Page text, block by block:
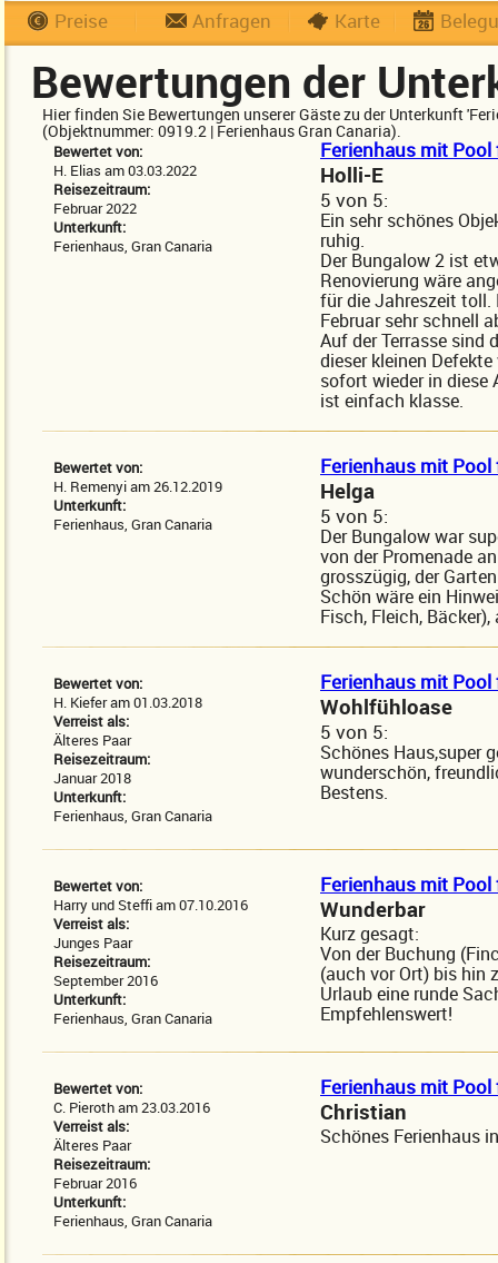
Preise Anfragen Karte
Bewertungen der
Hier finden Sie Bewertungen unserer Gäste zu der Unterkunft
(Objektnummer: 0919.2 | Ferienhaus Gran Canaria).
Bewertet von:
H. Elias am 03.03.2022
Reisezeitraum:
Februar 2022
Unterkunft:
Ferienhaus, Gran Canaria
Ferienhaus mit
Holli-E
5 von 5:
Ein sehr schönes
ruhig.
Der Bungalow 2 ist
Renovierung wäre
für die Jahreszeit toll.
Februar sehr schnell
Auf der Terrasse sind
dieser kleinen
sofort wieder in diese
ist einfach klasse.
Bewertet von:
H. Remenyi am 26.12.2019
Unterkunft:
Ferienhaus, Gran Canaria
Ferienhaus mit
Helga
5 von 5:
Der Bungalow war
von der Promenade
grosszügig, der
Schön wäre ein
Fisch, Fleich,
Bewertet von:
H. Kiefer am 01.03.2018
Verreist als:
Älteres Paar
Reisezeitraum:
Januar 2018
Unterkunft:
Ferienhaus, Gran Canaria
Ferienhaus mit
Wohlfühloase
5 von 5:
Schönes Haus,super
wunderschön,
Bestens.
Bewertet von:
Harry und Steffi am 07.10.2016
Verreist als:
Junges Paar
Reisezeitraum:
September 2016
Unterkunft:
Ferienhaus, Gran Canaria
Ferienhaus mit
Wunderbar
Kurz gesagt:
Von der Buchung
(auch vor Ort) bis hin
Urlaub eine runde
Empfehlenswert!
Bewertet von:
C. Pieroth am 23.03.2016
Verreist als:
Älteres Paar
Reisezeitraum:
Februar 2016
Unterkunft:
Ferienhaus, Gran Canaria
Ferienhaus mit
Christian
Schönes Ferienhaus